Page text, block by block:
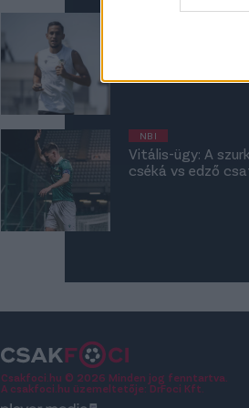
web or
I want
I want
I want
visszatért a
NB I
Vitális-ügy: A
cséká vs edző
Csakfoci.hu © 2026 Minden jog fenntartva.
A csakfoci.hu üzemeltetője: DrFoci Kft.